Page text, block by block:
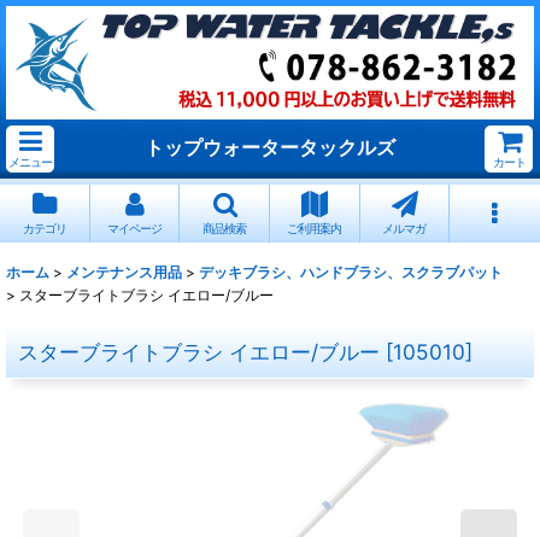
メニュー
トップウォータータックルズ
カート
カテゴリ マイページ 商品検索 ご利用案内 メルマガ
ホーム > メンテナンス用品 > デッキブラシ、ハンドブラシ、スクラブパット
> スターブライトブラシ イエロー/ブルー
スターブライトブラシ イエロー/ブルー [105010]